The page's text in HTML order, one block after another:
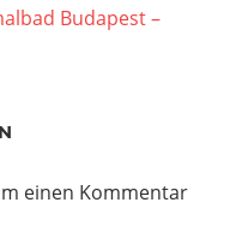
Budapest –
einen Kommentar